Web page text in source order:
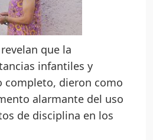
que la
infantiles y
completo, dieron como
alarmante del uso
de disciplina en los